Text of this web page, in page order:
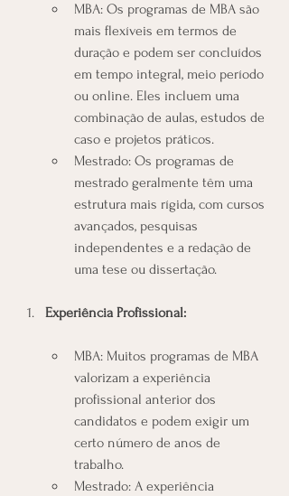
MBA: Os programas de MBA são
mais flexíveis em termos de
duração e podem ser concluídos
em tempo integral, meio período
ou online. Eles incluem uma
combinação de aulas, estudos de
caso e projetos práticos.
Mestrado: Os programas de
mestrado geralmente têm uma
estrutura mais rígida, com cursos
avançados, pesquisas
independentes e a redação de
uma tese ou dissertação.
Experiência Profissional:
MBA: Muitos programas de MBA
valorizam a experiência
profissional anterior dos
candidatos e podem exigir um
certo número de anos de
trabalho.
Mestrado: A experiência